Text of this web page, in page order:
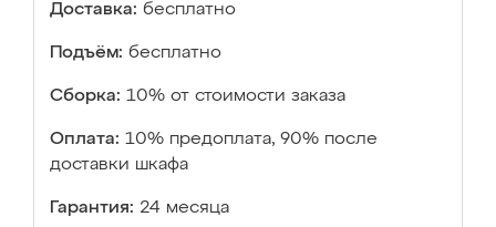
Доставка: бесплатно
Подъём: бесплатно
Сборка: 10% от стоимости заказа
Оплата: 10% предоплата, 90% после
доставки шкафа
Гарантия: 24 месяца